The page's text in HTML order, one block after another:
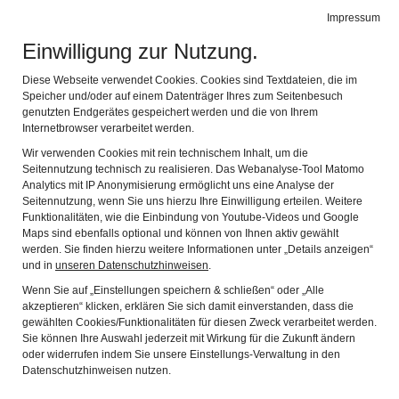
Impressum
Einwilligung zur Nutzung.
Diese Webseite verwendet Cookies. Cookies sind Textdateien, die im
Speicher und/oder auf einem Datenträger Ihres zum Seitenbesuch
genutzten Endgerätes gespeichert werden und die von Ihrem
Internetbrowser verarbeitet werden.
Wir verwenden Cookies mit rein technischem Inhalt, um die
Seitennutzung technisch zu realisieren. Das Webanalyse-Tool Matomo
Analytics mit IP Anonymisierung ermöglicht uns eine Analyse der
Seitennutzung, wenn Sie uns hierzu Ihre Einwilligung erteilen. Weitere
Funktionalitäten, wie die Einbindung von Youtube-Videos und Google
Maps sind ebenfalls optional und können von Ihnen aktiv gewählt
werden. Sie finden hierzu weitere Informationen unter „Details anzeigen“
und in unseren Datenschutzhinweisen.
Wenn Sie auf „Einstellungen speichern & schließen“ oder „Alle
akzeptieren“ klicken, erklären Sie sich damit einverstanden, dass die
gewählten Cookies/Funktionalitäten für diesen Zweck verarbeitet werden.
Sie können Ihre Auswahl jederzeit mit Wirkung für die Zukunft ändern
oder widerrufen indem Sie unsere Einstellungs-Verwaltung in den
Datenschutzhinweisen nutzen.
Gebärdensprache
Museen Schloss Aschach
Zurück
Schloss Aschach: 1 Ort -
3 Museen
Nur wenige Kilometer von Bad Kissingen entfernt,